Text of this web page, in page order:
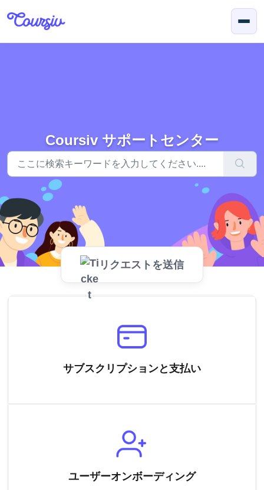
Coursiv サポートセンター
リクエストを送信
サブスクリプションと支払い
ユーザーオンボーディング